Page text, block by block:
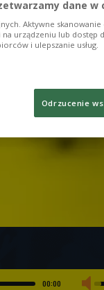
00:00
dane w
Aktywne
urządzeniu lub dostęp
i ulepszanie usług.
Odrzucenie